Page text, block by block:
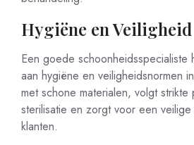
Hygiëne en Veiligheid
Een goede schoonheidsspecialiste
aan hygiëne en veiligheidsnormen
met schone materialen, volgt
sterilisatie en zorgt voor een
klanten.